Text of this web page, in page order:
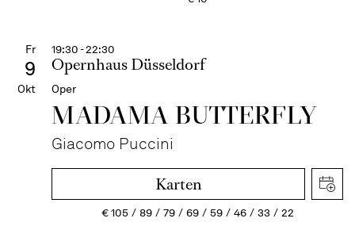
Fr
9
Okt
19:30 - 22:30
Opernhaus Düsseldorf
Oper
MADAMA BUTTER­FLY
Giacomo Puccini
Karten
€105 89 79 69 59 46 33
22